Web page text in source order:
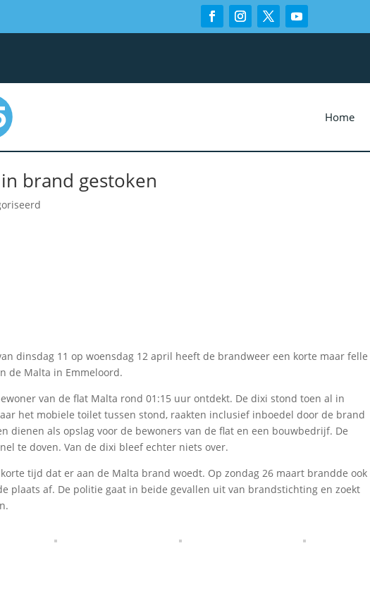
Home
brand gestoken
dinsdag 11 op woensdag 12 april heeft de brandweer een korte maar felle
de Malta in Emmeloord.
van de flat Malta rond 01:15 uur ontdekt. De dixi stond toen al in
het mobiele toilet tussen stond, raakten inclusief inboedel door de brand
dienen als opslag voor de bewoners van de flat en een bouwbedrijf. De
te doven. Van de dixi bleef echter niets over.
tijd dat er aan de Malta brand woedt. Op zondag 26 maart brandde ook
plaats af. De politie gaat in beide gevallen uit van brandstichting en zoekt